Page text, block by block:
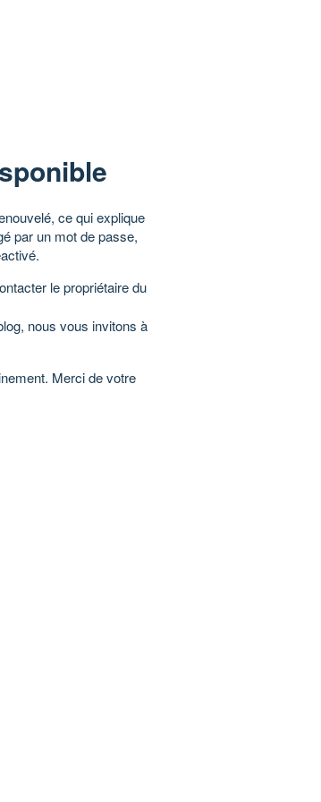
ce qui explique
par un mot de passe,
le propriétaire du
nous vous invitons à
Merci de votre